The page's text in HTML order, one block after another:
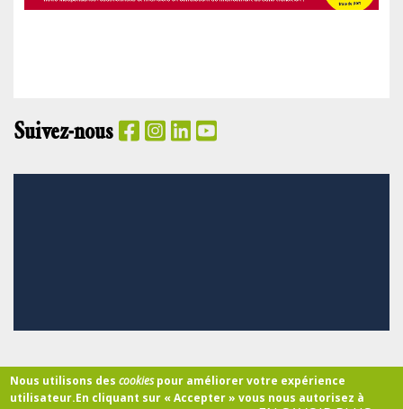
Suivez-nous
Nous utilisons descookiespour améliorer votre expérience
utilisateur.En cliquant sur « Accepter » vous nous autorisez à